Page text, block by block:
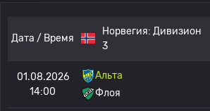
Дата / Время
Норвегия: Дивизион
3
01.08.2026
14:00
Альта
Флоя